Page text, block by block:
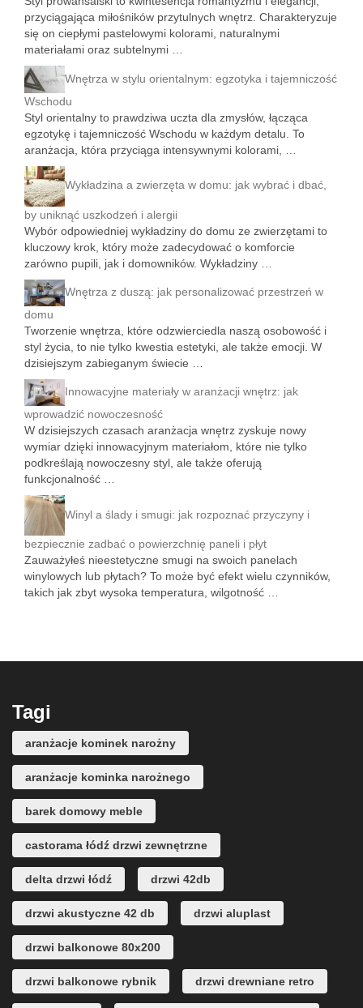
przyciągająca miłośników przytulnych wnętrz. Charakteryzuje
się on ciepłymi pastelowymi kolorami, naturalnymi
materiałami oraz subtelnymi …
Wnętrza w stylu orientalnym: egzotyka i tajemniczość
Wschodu
Styl orientalny to prawdziwa uczta dla zmysłów, łącząca
egzotykę i tajemniczość Wschodu w każdym detalu. To
aranżacja, która przyciąga intensywnymi kolorami, …
Wykładzina a zwierzęta w domu: jak wybrać i dbać,
by uniknąć uszkodzeń i alergii
Wybór odpowiedniej wykładziny do domu ze zwierzętami to
kluczowy krok, który może zadecydować o komforcie
zarówno pupili, jak i domowników. Wykładziny …
Wnętrza z duszą: jak personalizować przestrzeń w
domu
Tworzenie wnętrza, które odzwierciedla naszą osobowość i
styl życia, to nie tylko kwestia estetyki, ale także emocji. W
dzisiejszym zabieganym świecie …
Innowacyjne materiały w aranżacji wnętrz: jak
wprowadzić nowoczesność
W dzisiejszych czasach aranżacja wnętrz zyskuje nowy
wymiar dzięki innowacyjnym materiałom, które nie tylko
podkreślają nowoczesny styl, ale także oferują
funkcjonalność …
Winyl a ślady i smugi: jak rozpoznać przyczyny i
bezpiecznie zadbać o powierzchnię paneli i płyt
Zauważyłeś nieestetyczne smugi na swoich panelach
winylowych lub płytach? To może być efekt wielu czynników,
takich jak zbyt wysoka temperatura, wilgotność …
Tagi
aranżacje kominek narożny
aranżacje kominka narożnego
barek domowy meble
castorama łódź drzwi zewnętrzne
delta drzwi łódź drzwi 42db
drzwi akustyczne 42 db drzwi aluplast
drzwi balkonowe 80x200
drzwi balkonowe rybnik drzwi drewniane retro